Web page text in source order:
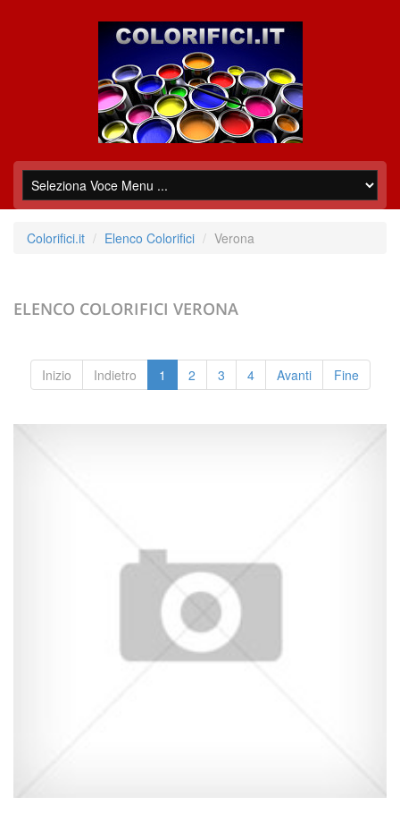
Colorifici.it Elenco Colorifici Verona
ELENCO COLORIFICI VERONA
Inizio Indietro 1 2 3 4 Avanti Fine